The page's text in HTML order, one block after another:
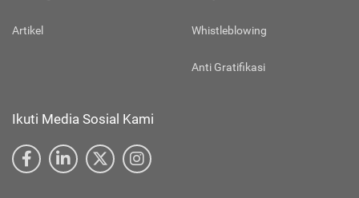
Artikel Whistleblowing
Anti Gratifikasi
Ikuti Media Sosial Kami